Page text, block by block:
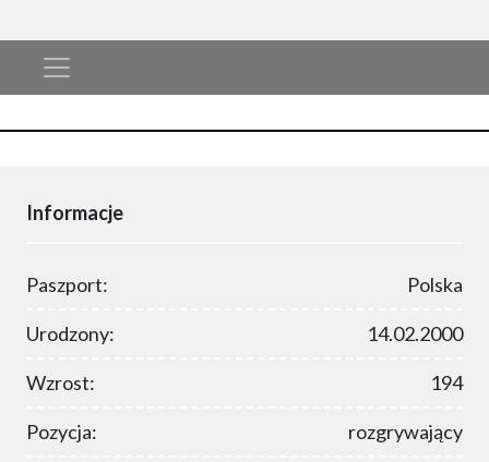
Informacje
Paszport: Polska
Urodzony: 14.02.2000
Wzrost: 194
Pozycja: rozgrywający